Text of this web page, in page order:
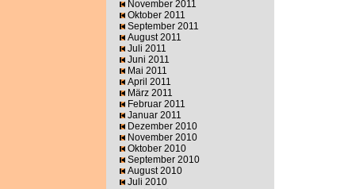
November 2011
Oktober 2011
September 2011
August 2011
Juli 2011
Juni 2011
Mai 2011
April 2011
März 2011
Februar 2011
Januar 2011
Dezember 2010
November 2010
Oktober 2010
September 2010
August 2010
Juli 2010